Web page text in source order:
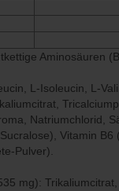
Aminosäuren
L-Isoleucin, L-
Natriumchlorid,
Vitamin B6
Pulver).
mg):